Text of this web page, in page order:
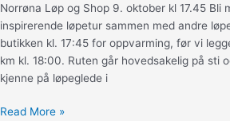
Norrøna Løp og Shop 9. oktober kl 17.45 Bli
inspirerende løpetur sammen med andre
butikken kl. 17:45 for oppvarming, før vi
km kl. 18:00. Ruten går hovedsakelig på sti
kjenne på løpeglede i
Norrøna
Read More »